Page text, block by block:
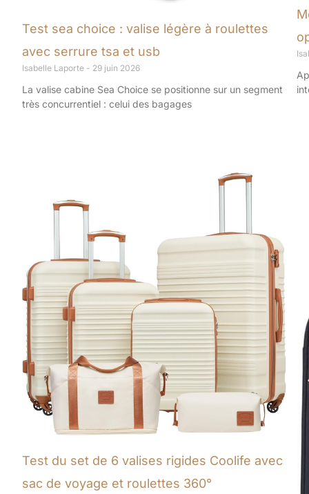
Test sea choice : valise légère à roulettes
avec serrure tsa et usb
Isabelle Laporte 29 juin 2026
La valise cabine Sea Choice se positionne sur un segment
très concurrentiel : celui des bagages
Test du set de 6 valises rigides Coolife avec
sac de voyage et roulettes 360°